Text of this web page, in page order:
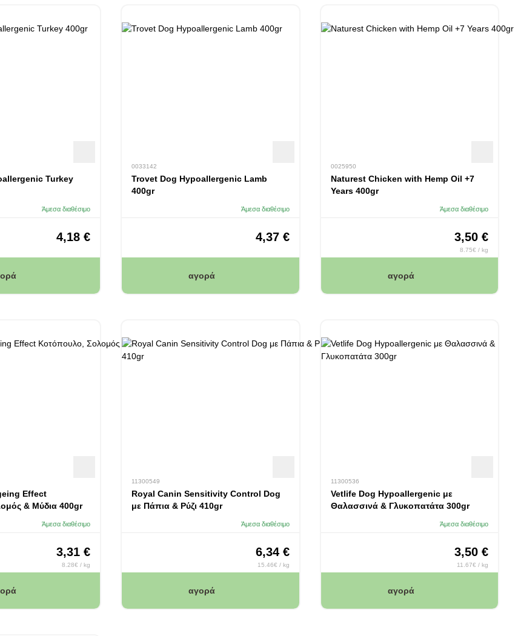
Turkey
Άμεσα διαθέσιμο
4,18 €
0033142
Trovet Dog Hypoallergenic Lamb
400gr
Άμεσα διαθέσιμο
4,37 €
αγορά
0025950
Naturest Chicken with Hemp Oil +7
Years 400gr
Άμεσα διαθέσιμο
3,50 €
8.75€ / kg
αγορά
Effect
& Μύδια 400gr
Άμεσα διαθέσιμο
3,31 €
8.28€ / kg
11300549
Royal Canin Sensitivity Control Dog
με Πάπια & Ρύζι 410gr
Άμεσα διαθέσιμο
6,34 €
15.46€ / kg
αγορά
11300536
Vetlife Dog Hypoallergenic με
Θαλασσινά & Γλυκοπατάτα 300gr
Άμεσα διαθέσιμο
3,50 €
11.67€ / kg
αγορά